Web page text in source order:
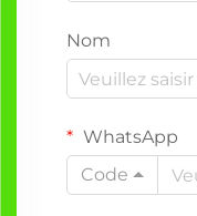
Nom
WhatsApp
Code